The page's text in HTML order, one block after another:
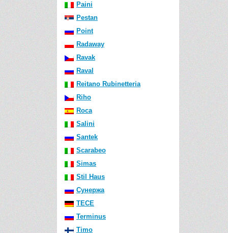
Paini
Pestan
Point
Radaway
Ravak
Raval
Reitano Rubinetteria
Riho
Roca
Salini
Santek
Scarabeo
Simas
Stil Haus
Сунержа
TECE
Terminus
Timo